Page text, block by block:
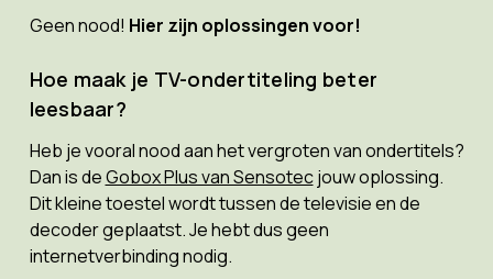
Geen nood! Hier zijn oplossingen voor!
Hoe maak je TV-ondertiteling beter
leesbaar?
Heb je vooral nood aan het vergroten van ondertitels?
Dan is deGobox Plus van Sensotecjouw oplossing.
Dit kleine toestel wordt tussen de televisie en de
decoder geplaatst. Je hebt dus geen
internetverbinding nodig.